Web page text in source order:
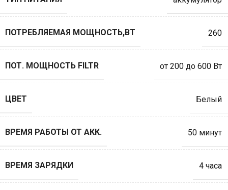
ПОТРЕБЛЯЕМАЯ МОЩНОСТЬ,ВТ 260
ПОТ. МОЩНОСТЬ FILTR от 200 до 600 Вт
ЦВЕТ Белый
ВРЕМЯ РАБОТЫ ОТ АКК. 50 минут
ВРЕМЯ ЗАРЯДКИ 4 часа